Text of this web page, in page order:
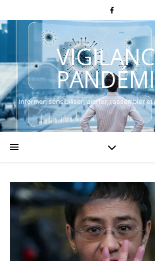
Informer, sensibiliser, alerter, rassembler